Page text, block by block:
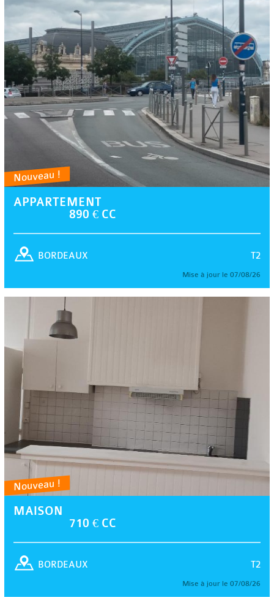
Nouveau !
APPARTEMENT
890 € CC
T2
BORDEAUX
Mise à jour le 07/08/26
Nouveau !
MAISON
710 € CC
T2
BORDEAUX
Mise à jour le 07/08/26